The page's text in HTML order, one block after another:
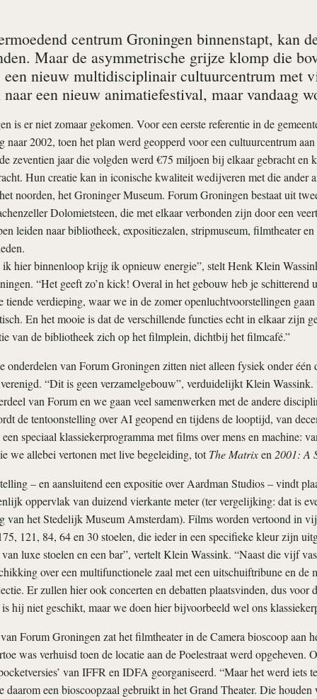
centrum Groningen binnenstapt, kan
Maar de asymmetrische grijze klomp die
een nieuw multidisciplinair cultuurcentrum met
een nieuw animatiefestival, maar vandaag
is er niet zomaar gekomen. Voor een eerste referentie in de
naar 2002, toen het plan werd geopperd voor een cultuurcentrum
zeventien jaar die volgden werd €75 miljoen bij elkaar gebracht en
Hun creatie kan in iconische kwaliteit wedijveren met die ander
noorden, het Groninger Museum. Forum Groningen bestaat uit
Dolomietsteen, die met elkaar verbonden zijn door een
leiden naar bibliotheek, expositiezalen, stripmuseum, filmtheater en
ik hier binnenloop krijg ik opnieuw energie”, stelt Henk Klein
“Het geeft zo’n kick! Overal in het gebouw heb je schitterend
tiende verdieping, waar we in de zomer openluchtvoorstellingen
En het mooie is dat de verschillende functies echt in elkaar zijn
van de bibliotheek zich op het filmplein, dichtbij het filmcafé.”
onderdelen van Forum Groningen zitten niet alleen fysiek onder één
“Dit is geen verzamelgebouw”, verduidelijkt Klein
van Forum en we gaan veel samenwerken met de andere
de tentoonstelling over AI geopend en tijdens de looptijd, van
speciaal klassiekerprogramma met films over mens en machine:
we allebei vertonen met live begeleiding, totThe Matrixen 2001: A
– en aansluitend een expositie over Aardman Studios – vindt
oppervlak van duizend vierkante meter (ter vergelijking: dat is
van het Stedelijk Museum Amsterdam). Films worden vertoond in
121, 84, 64 en 30 stoelen, die ieder in een specifieke kleur zijn
luxe stoelen en een bar”, vertelt Klein Wassink. “Naast die vijf
over een multifunctionele zaal met een uitschuiftribune en de
Er zullen hier ook concerten en debatten plaatsvinden, dus voor
hij niet geschikt, maar we doen hier bijvoorbeeld wel ons
Forum Groningen zat het filmtheater in de Camera bioscoop aan
was verhuisd toen de locatie aan de Poelestraat werd opgeheven.
van IFFR en IDFA georganiseerd. “Maar het werd iets
daarom een bioscoopzaal gebruikt in het Grand Theater. Die